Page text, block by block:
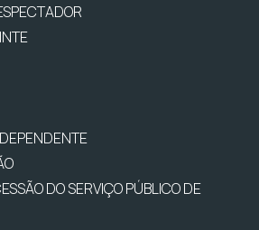
DO SERVIÇO PÚBLICO DE